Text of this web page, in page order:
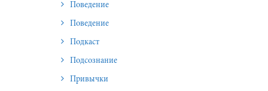
Поведение
Поведение
Подкаст
Подсознание
Привычки